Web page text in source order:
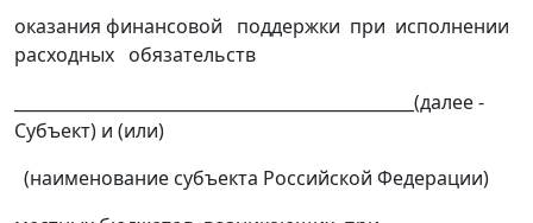
оказания финансовой поддержки при исполнении
расходных обязательств
________________________________________________(далее -
Субъект) и (или)
(наименование субъекта Российской Федерации)